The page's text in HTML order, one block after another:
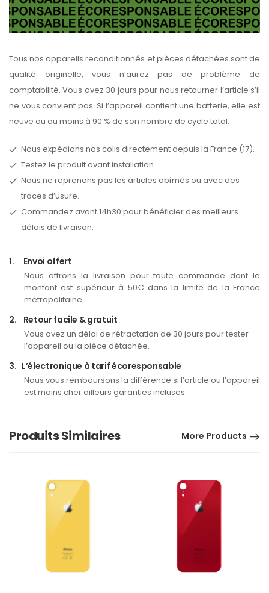
Tous nos appareils reconditionnés et pièces détachées sont de
qualité originelle, vous n’aurez pas de problème de
comptabilité. Vous avez 30 jours pour nous retourner l’article s’il
ne vous convient pas. Si l’appareil contient une batterie, elle est
neuve ou au moins à 90 % de son nombre de cycle total.
Nous expédions nos colis directement depuis la France (17).
Testez le produit avant installation.
Nous ne reprenons pas les articles abîmés ou avec des
traces d’usure.
Commandez avant 14h30 pour bénéficier des meilleurs
délais de livraison.
1. Envoi offert
Nous offrons la livraison pour toute commande dont le
montant est supérieur à 50€ dans la limite de la France
métropolitaine.
2. Retour facile & gratuit
Vous avez un délai de rétractation de 30 jours pour tester
l’appareil ou la pièce détachée.
3. L’électronique à tarif écoresponsable
Nous vous remboursons la différence si l’article ou l’appareil
est moins cher ailleurs garanties incluses.
Produits Similaires More Products